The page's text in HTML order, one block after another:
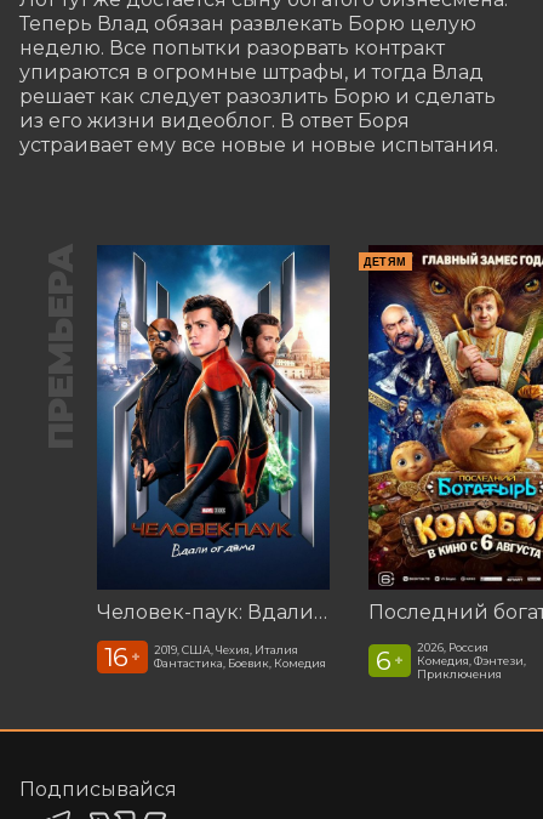
Теперь Влад обязан развлекать Борю целую
неделю. Все попытки разорвать контракт
упираются в огромные штрафы, и тогда Влад
решает как следует разозлить Борю и сделать
из его жизни видеоблог. В ответ Боря
устраивает ему все новые и новые испытания.
ПРЕМЬЕРА
Человек-паук: Вдали от дома (2019)
16 +
2019, США, Чехия, Италия
Фантастика, Боевик, Комедия
ДЕТЯМ
6 +
2026, Россия
Комедия, Фэнтези,
Приключения
Подписывайся